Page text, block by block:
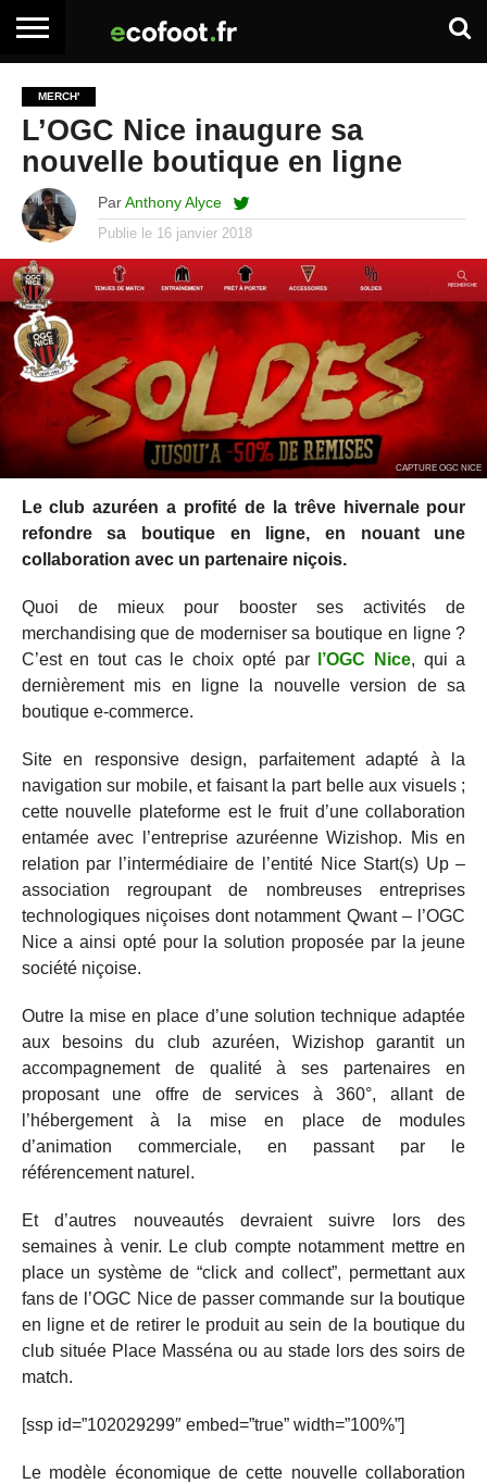
ARTICLES
PREMIUM
ADHÉSION
PREMIUM
SE
CONNECTER
EMPLOI
BOITE
À
OUTILS
MERCH'
L’OGC Nice inaugure sa
nouvelle boutique en ligne
Par Anthony Alyce
Publie le 16 janvier 2018
CAPTURE OGC NICE
Le club azuréen a profité de la trêve hivernale pour
refondre sa boutique en ligne, en nouant une
collaboration avec un partenaire niçois.
Quoi de mieux pour booster ses activités de
merchandising que de moderniser sa boutique en ligne ?
C’est en tout cas le choix opté par
l’OGC Nice, qui a
dernièrement mis en ligne la nouvelle version de sa
boutique e-commerce.
Site en responsive design, parfaitement adapté à la
navigation sur mobile, et faisant la part belle aux visuels ;
cette nouvelle plateforme est le fruit d’une collaboration
entamée avec l’entreprise azuréenne Wizishop. Mis en
relation par l’intermédiaire de l’entité Nice Start(s) Up –
association regroupant de nombreuses entreprises
technologiques niçoises dont notamment Qwant – l’OGC
Nice a ainsi opté pour la solution proposée par la jeune
société niçoise.
Outre la mise en place d’une solution technique adaptée
aux besoins du club azuréen, Wizishop garantit un
accompagnement de qualité à ses partenaires en
proposant une offre de services à 360°, allant de
l’hébergement à la mise en place de modules
d’animation commerciale, en passant par le
référencement naturel.
Et d’autres nouveautés devraient suivre lors des
semaines à venir. Le club compte notamment mettre en
place un système de “click and collect”, permettant aux
fans de l’OGC Nice de passer commande sur la boutique
en ligne et de retirer le produit au sein de la boutique du
club située Place Masséna ou au stade lors des soirs de
match.
[ssp id=”102029299″ embed=”true” width=”100%”]
Le modèle économique de cette nouvelle collaboration